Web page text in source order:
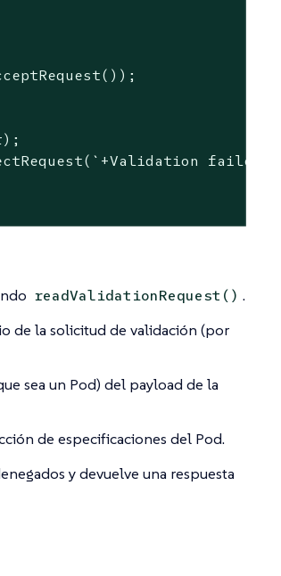
`+Validation failed:
readValidationRequest() .
de la solicitud de validación (por
sea un Pod) del payload de la
de especificaciones del Pod.
y devuelve una respuesta